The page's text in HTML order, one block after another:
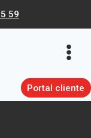
59
Portal cliente